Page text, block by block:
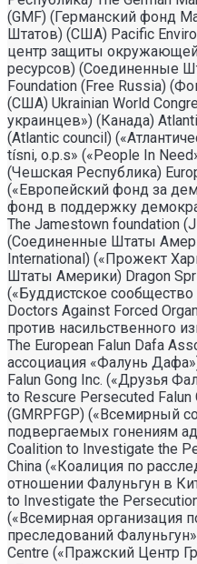
(GMF) (Германский фонд
Штатов) (США) Pacific
центр защиты
ресурсов) (Соединенные
Foundation (Free Russia)
(США) Ukrainian World
украинцев») (Канада)
(Atlantic council)
tísni, o.p.s» («People In
(Чешская Республика)
(«Европейский фонд за
фонд в поддержку
The Jamestown foundation
(Соединенные Штаты
International) («Прожект
Штаты Америки) Dragon
(«Буддистское
Doctors Against Forced
против насильственного
The European Falun Dafa
ассоциация «Фалунь
Falun Gong Inc. («Друзья
to Rescure Persecuted Falun
(GMRPFGP) («Всемирный
подвергаемых гонениям
Coalition to Investigate the
China («Коалиция по
отношении Фалуньгун в
to Investigate the
(«Всемирная организация
преследований
Centre («Пражский Центр